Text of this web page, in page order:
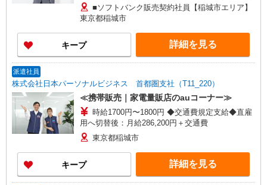
■ソフトバンク販売契約社員【稲城市エリア】
東京都稲城市
キープ 詳細を見る
派遣社員
株式会社日本パーソナルビジネス 首都圏支社（T11_220）
≪携帯販売｜家電量販店のauコーナー≫
時給1700円〜1800円 ◆交通費規定支給◆直雇
用へ切替後：月給286,200円＋交通費
東京都稲城市
キープ 詳細を見る